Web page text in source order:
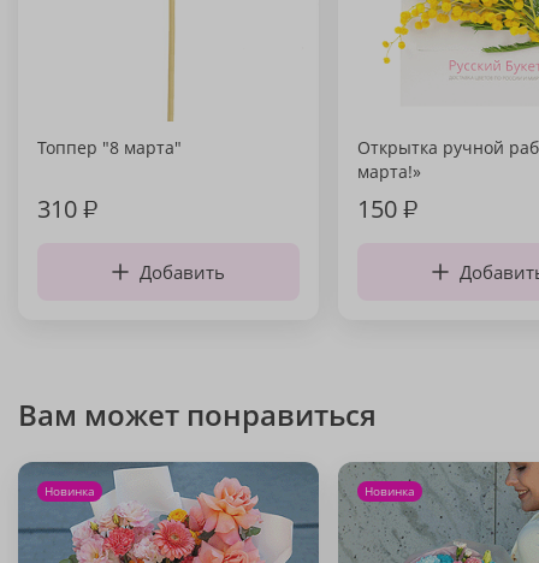
Топпер "8 марта"
310₽
Добавить
Открытка ручной
марта!»
150₽
Вам может понравиться
Новинка Новинка